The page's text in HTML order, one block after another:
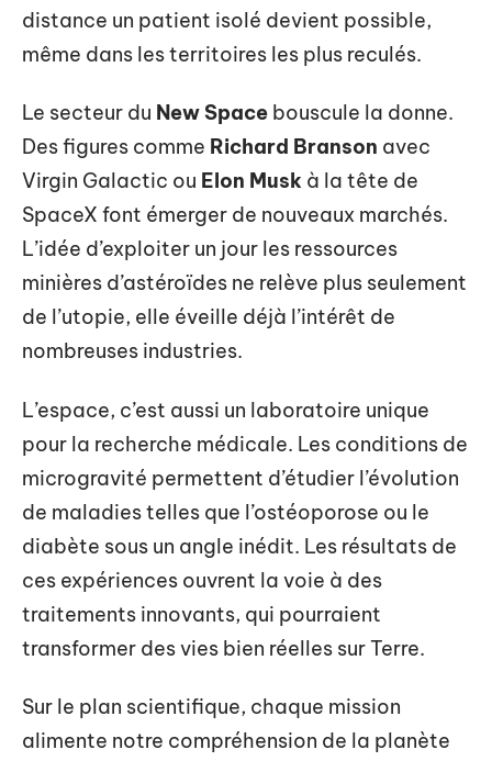
distance un patient isolé devient possible,
même dans les territoires les plus reculés.
Le secteur du New Space bouscule la donne.
Des figures comme Richard Branson avec
Virgin Galactic ou Elon Musk à la tête de
SpaceX font émerger de nouveaux marchés.
L’idée d’exploiter un jour les ressources
minières d’astéroïdes ne relève plus seulement
de l’utopie, elle éveille déjà l’intérêt de
nombreuses industries.
L’espace, c’est aussi un laboratoire unique
pour la recherche médicale. Les conditions de
microgravité permettent d’étudier l’évolution
de maladies telles que l’ostéoporose ou le
diabète sous un angle inédit. Les résultats de
ces expériences ouvrent la voie à des
traitements innovants, qui pourraient
transformer des vies bien réelles sur Terre.
Sur le plan scientifique, chaque mission
alimente notre compréhension de la planète